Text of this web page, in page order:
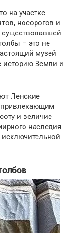
на участке
носорогов и
существовавшей
– это не
музей
историю Земли и
Ленские
и величие
наследия